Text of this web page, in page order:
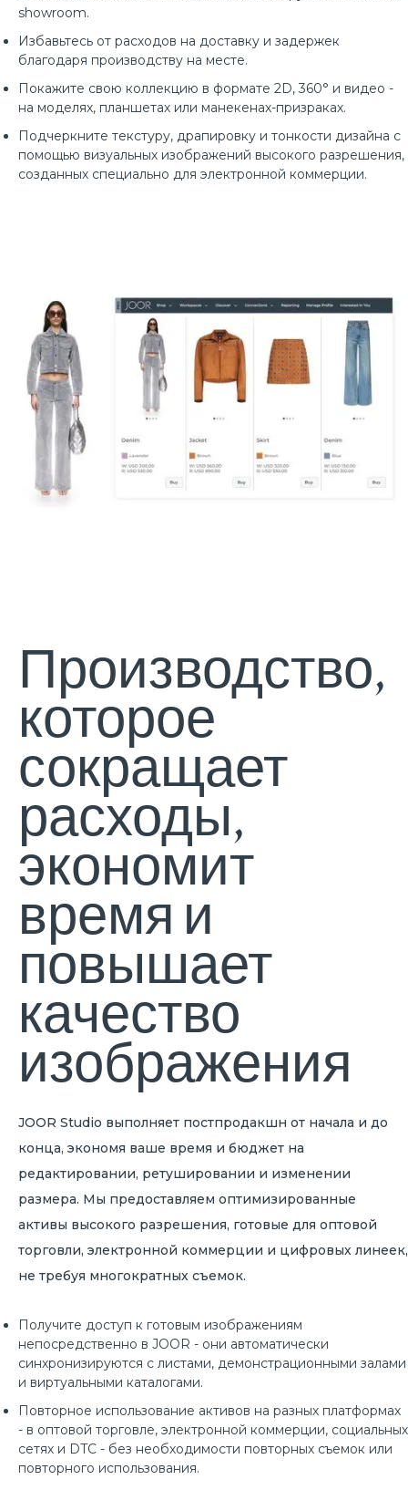
showroom.
Избавьтесь от расходов на доставку и задержек
благодаря производству на месте.
Покажите свою коллекцию в формате 2D, 360° и видео -
на моделях, планшетах или манекенах-призраках.
Подчеркните текстуру, драпировку и тонкости дизайна с
помощью визуальных изображений высокого разрешения,
созданных специально для электронной коммерции.
Производство,
которое
сокращает
расходы,
экономит
время и
повышает
качество
изображения
JOOR Studio выполняет постпродакшн от начала и до
конца, экономя ваше время и бюджет на
редактировании, ретушировании и изменении
размера. Мы предоставляем оптимизированные
активы высокого разрешения, готовые для оптовой
торговли, электронной коммерции и цифровых линеек,
не требуя многократных съемок.
Получите доступ к готовым изображениям
непосредственно в JOOR - они автоматически
синхронизируются с листами, демонстрационными залами
и виртуальными каталогами.
Повторное использование активов на разных платформах
- в оптовой торговле, электронной коммерции, социальных
сетях и DTC - без необходимости повторных съемок или
повторного использования.